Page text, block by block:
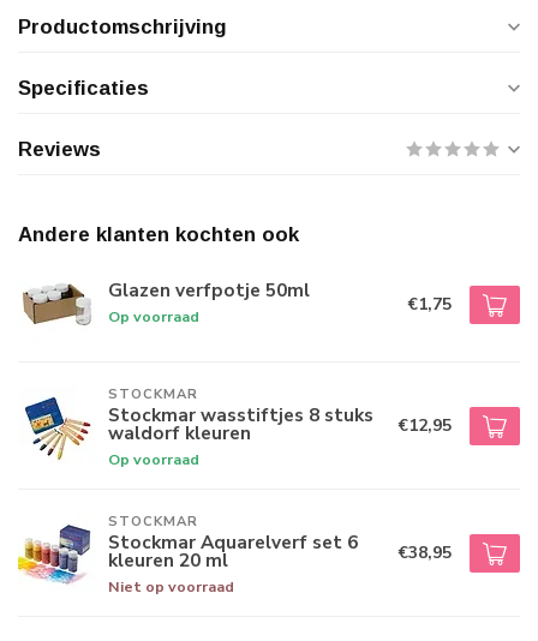
Productomschrijving
Specificaties
Reviews
Andere klanten kochten ook
Glazen verfpotje 50ml
Op voorraad
€1,75
STOCKMAR
Stockmar wasstiftjes 8 stuks
waldorf kleuren
Op voorraad
€12,95
STOCKMAR
Stockmar Aquarelverf set 6
kleuren 20 ml
Niet op voorraad
€38,95